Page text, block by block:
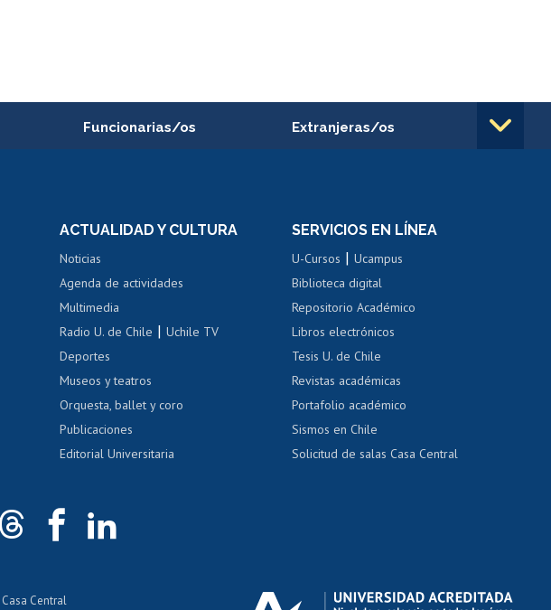
Funcionarias/os
Portal de movilidad interna
Certificado de renta
Certificado de renta
Extranjeras/os
Cursos de español
Acoso laboral, sexual y violencia Denuncias administrativas
ACTUALIDAD Y CULTURA
Noticias
Agenda de actividades
Multimedia
Radio U. de Chile |Uchile TV
Deportes
Museos y teatros
Orquesta, ballet y coro
Publicaciones
Editorial Universitaria
SERVICIOS EN LÍNEA
U-Cursos |Ucampus
Biblioteca digital
Repositorio Académico
Libros electrónicos
Tesis U. de Chile
Revistas académicas
Portafolio académico
Sismos en Chile
Solicitud de salas Casa Central
Casa Central